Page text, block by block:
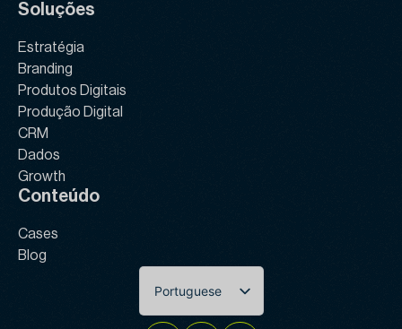
Soluções
Estratégia
Branding
Produtos Digitais
Produção Digital
CRM
Dados
Growth
Conteúdo
Cases
Blog
Portuguese
English